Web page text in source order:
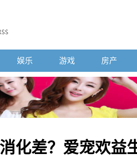
娱乐 游戏 房产
化差？爱宠欢益